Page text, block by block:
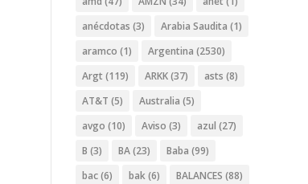
anécdotas (3) Arabia Saudita (1)
aramco (1) Argentina (2530)
Argt (119) ARKK(37) asts (8)
AT&T (5) Australia (5)
avgo (10) Aviso (3) azul (27)
B (3) BA(23) Baba (99)
bac(6) bak(6) BALANCES (88)